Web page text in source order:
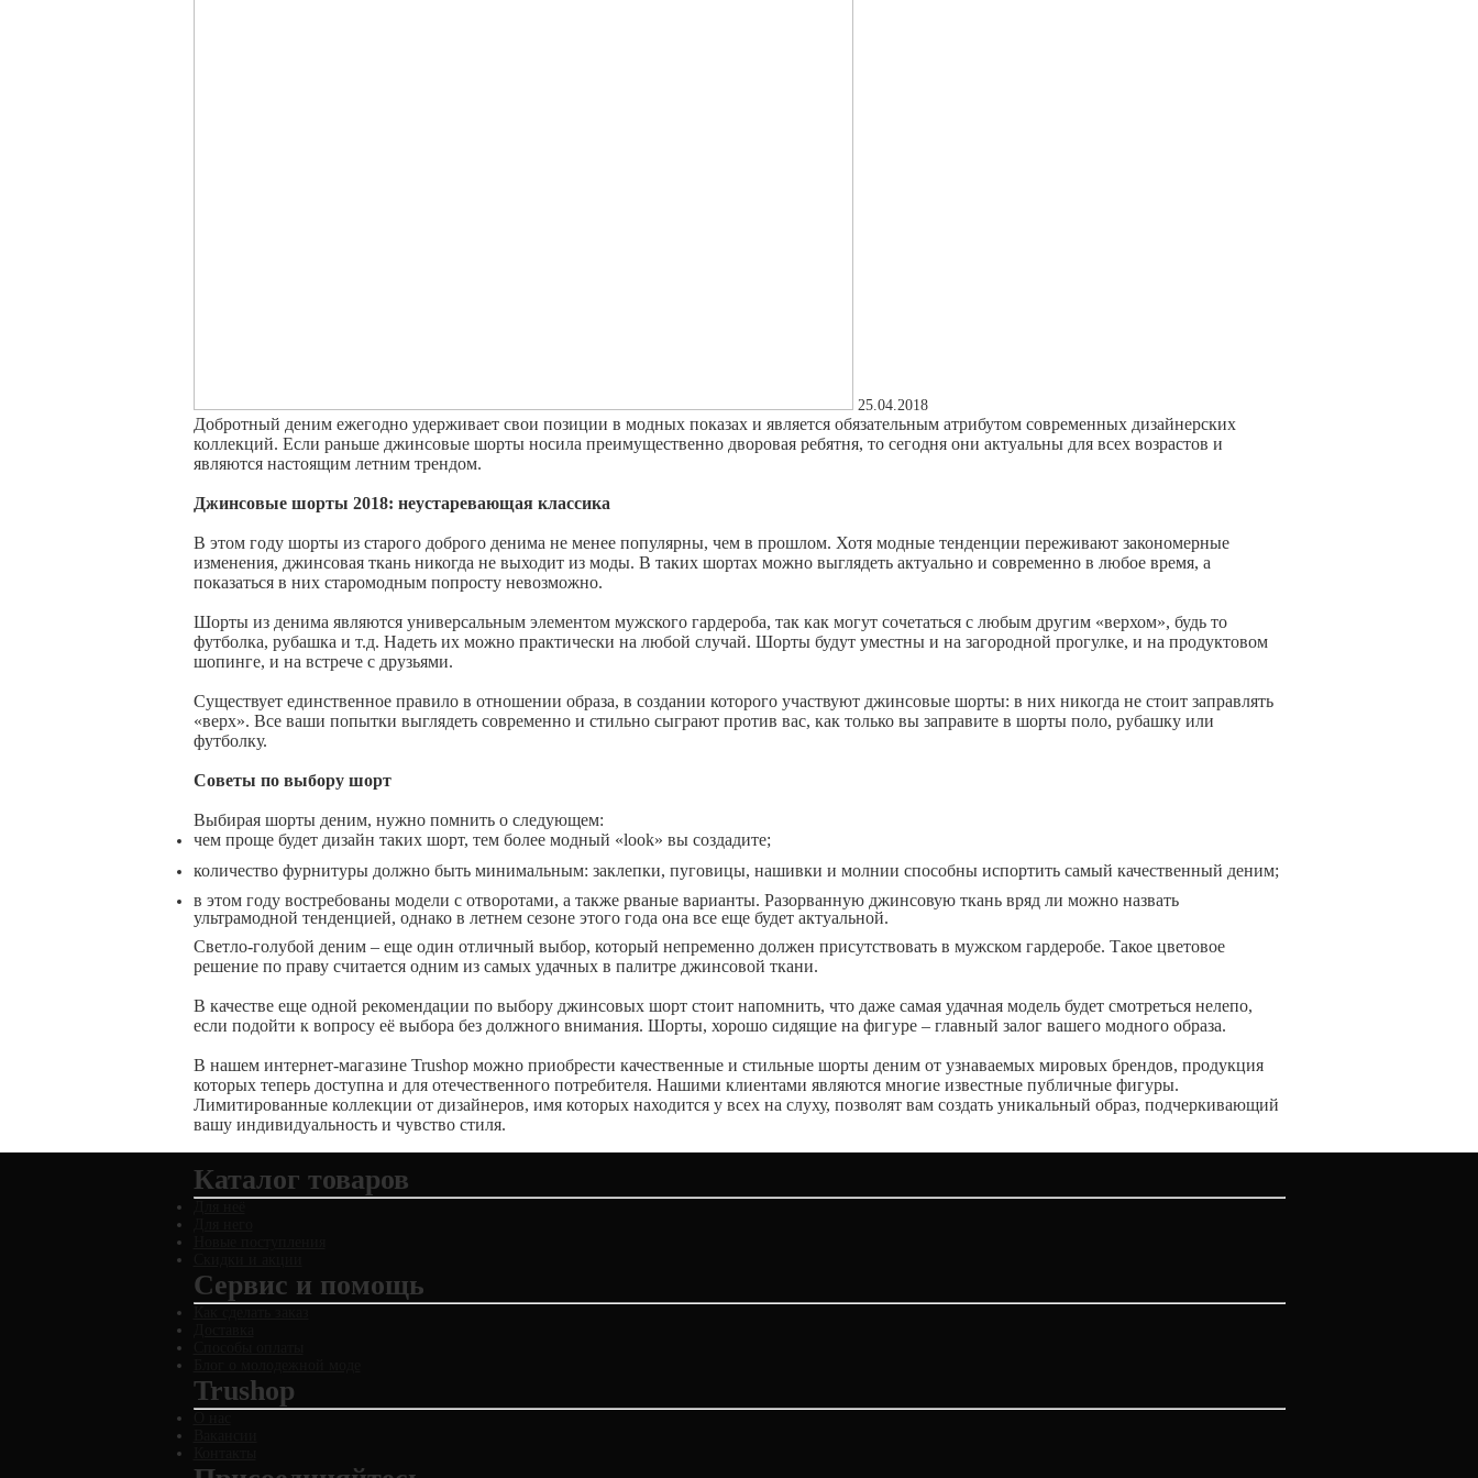
25.04.2018
Добротный деним ежегодно удерживает свои позиции в модных показах и является обязательным атрибутом современных дизайнерских
коллекций. Если раньше джинсовые шорты носила преимущественно дворовая ребятня, то сегодня они актуальны для всех возрастов и
являются настоящим летним трендом.
Джинсовые шорты 2018: неустаревающая классика
В этом году шорты из старого доброго денима не менее популярны, чем в прошлом. Хотя модные тенденции переживают закономерные
изменения, джинсовая ткань никогда не выходит из моды. В таких шортах можно выглядеть актуально и современно в любое время, а
показаться в них старомодным попросту невозможно.
Шорты из денима являются универсальным элементом мужского гардероба, так как могут сочетаться с любым другим «верхом», будь то
футболка, рубашка и т.д. Надеть их можно практически на любой случай. Шорты будут уместны и на загородной прогулке, и на продуктовом
шопинге, и на встрече с друзьями.
Существует единственное правило в отношении образа, в создании которого участвуют джинсовые шорты: в них никогда не стоит заправлять
«верх». Все ваши попытки выглядеть современно и стильно сыграют против вас, как только вы заправите в шорты поло, рубашку или
футболку.
Советы по выбору шорт
Выбирая шорты деним, нужно помнить о следующем:
чем проще будет дизайн таких шорт, тем более модный «look» вы создадите;
количество фурнитуры должно быть минимальным: заклепки, пуговицы, нашивки и молнии способны испортить самый качественный деним;
в этом году востребованы модели с отворотами, а также рваные варианты. Разорванную джинсовую ткань вряд ли можно назвать
ультрамодной тенденцией, однако в летнем сезоне этого года она все еще будет актуальной.
Светло-голубой деним – еще один отличный выбор, который непременно должен присутствовать в мужском гардеробе. Такое цветовое
решение по праву считается одним из самых удачных в палитре джинсовой ткани.
В качестве еще одной рекомендации по выбору джинсовых шорт стоит напомнить, что даже самая удачная модель будет смотреться нелепо,
если подойти к вопросу её выбора без должного внимания. Шорты, хорошо сидящие на фигуре – главный залог вашего модного образа.
В нашем интернет-магазине Trushopможно приобрести качественные и стильные шорты деним от узнаваемых мировых брендов, продукция
которых теперь доступна и для отечественного потребителя. Нашими клиентами являются многие известные публичные фигуры.
Лимитированные коллекции от дизайнеров, имя которых находится у всех на слуху, позволят вам создать уникальный образ, подчеркивающий
вашу индивидуальность и чувство стиля.
Каталог товаров
Сервис и помощь
Trushop